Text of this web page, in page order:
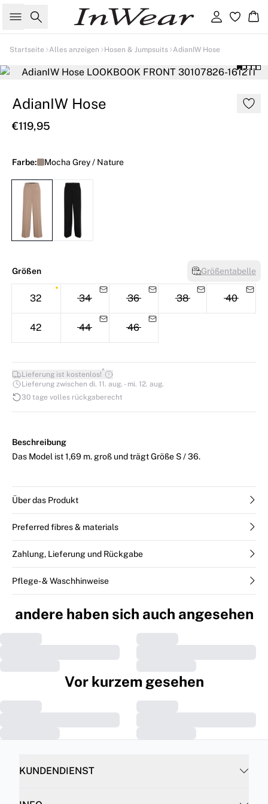
Suche Einloggen
Startseite Alles anzeigen Hosen & Jumpsuits AdianIW Hose
AdianIW Hose
€119,95
Farbe: Mocha Grey / Nature
Größen Größentabelle
32 34 36 38 40
42 44 46
Lieferung ist kostenlos!*
Lieferung zwischen di. 11. aug. - mi. 12. aug.
30 tage volles rückgaberecht
Beschreibung
Das Model ist 1,69 m. groß und trägt Größe S / 36.
Über das Produkt
Preferred fibres & materials
Zahlung, Lieferung und Rückgabe
Pflege- & Waschhinweise
andere haben sich auch angesehen
Vor kurzem gesehen
KUNDENDIENST